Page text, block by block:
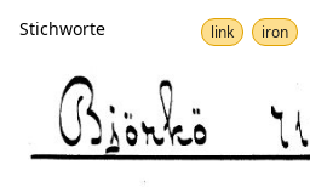
Stichworte link iron